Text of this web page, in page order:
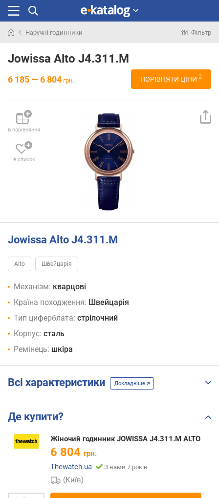
раніше
Наручні годинники Фільтр
Jowissa Alto J4.311.M
6 185 — 6 804 грн. ПОРІВНЯТИ ЦІНИ 2
в порівняння
в список
Jowissa Alto J4.311.M
Alto Швейцарія
Механізм: кварцові
Країна походження: Швейцарія
Тип циферблата: стрілочний
Корпус: сталь
Ремінець: шкіра
Всі характеристики Докладніше
Де купити?
Жіночий годинник JOWISSA J4.311.M ALTO
6 804 грн.
Thewatch.ua
З нами 7 років
(Київ)